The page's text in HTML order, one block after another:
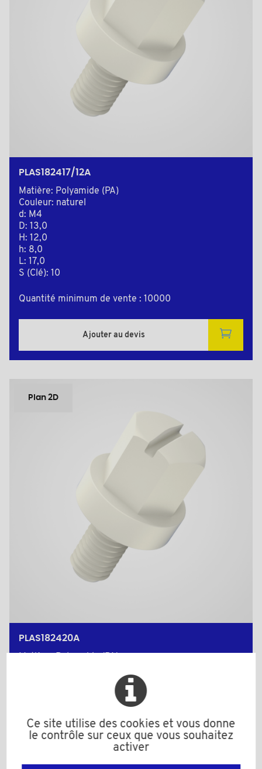
PLAS182417/12A
Matière: Polyamide (PA)
Couleur: naturel
d: M4
D: 13,0
H: 12,0
h: 8,0
L: 17,0
S (Clé): 10
Quantité minimum de vente : 10000
Ajouter au devis
Plan 2D
PLAS182420A
L: 20,0
S (Clé): 10
Quantité minimum de vente : 5000
Ce site utilise des cookies et vous donne
le contrôle sur ceux que vous souhaitez
activer